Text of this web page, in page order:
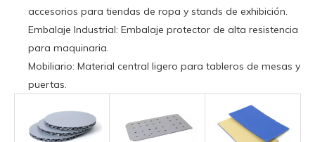
accesorios para tiendas de ropa y stands de exhibición.
Embalaje Industrial: Embalaje protector de alta resistencia
para maquinaria.
Mobiliario: Material central ligero para tableros de mesas y
puertas.